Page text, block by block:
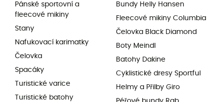
Pánské sportovní a
fleecové mikiny
Stany
Nafukovací karimatky
Čelovka
Spacáky
Turistické varice
Turistické batohy
Bundy Helly Hansen
Fleecové mikiny Columbia
Čelovka Black Diamond
Boty Meindl
Batohy Dakine
Cyklistické dresy Sportful
Helmy a Přilby Giro